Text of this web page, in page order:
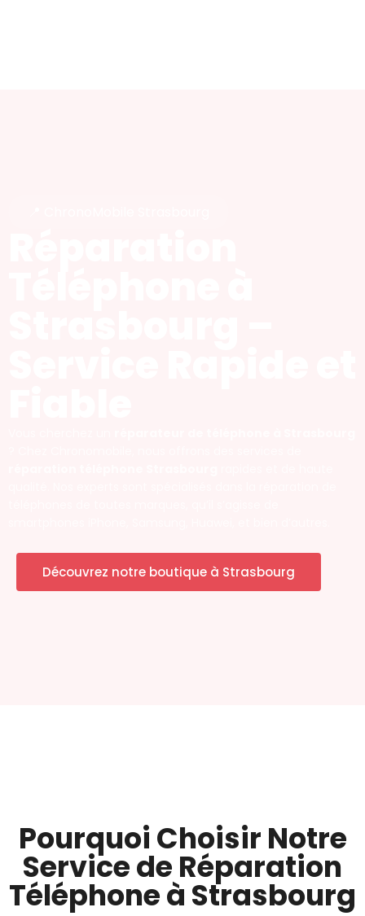
Découvrez notre boutique à Strasbourg
Pourquoi Choisir Notre
Service de Réparation
Téléphone à Strasbourg